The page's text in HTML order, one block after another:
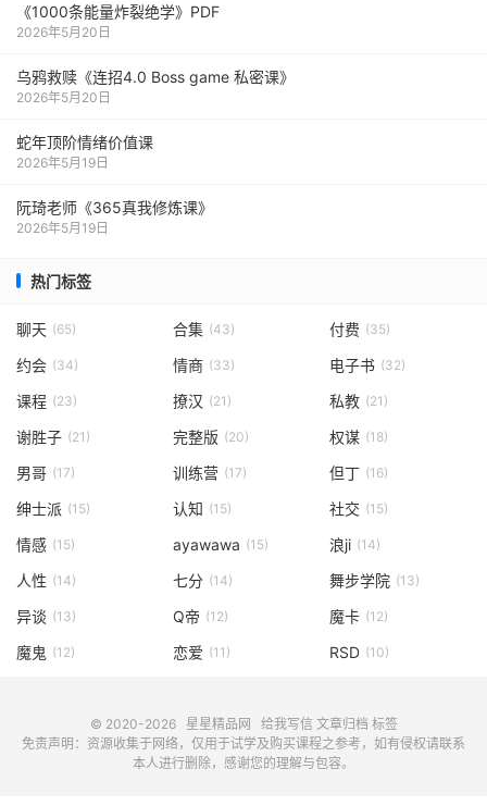
《1000‮能条‬‎量‮裂炸‬‎绝学》PDF
2026年5月20日
乌鸦救赎《连招4.0 Boss game 私密课》
2026年5月20日
蛇年顶阶情绪价值课
2026年5月19日
阮琦老师《365真我修炼课》
2026年5月19日
热门标签
聊天 (65) 合集 (43) 付费 (35)
约会 (34) 情商 (33) 电子书 (32)
课程 (23) 撩汉 (21) 私教 (21)
谢胜子 (21) 完整版 (20) 权谋 (18)
男哥 (17) 训练营 (17) 但丁 (16)
绅士派 (15) 认知 (15) 社交 (15)
情感 (15) ayawawa (15) 浪ji (14)
人性 (14) 七分 (14) 舞步学院 (13)
异谈 (13) Q帝 (12) 魔卡 (12)
魔鬼 (12) 恋爱 (11) RSD (10)
© 2020-2026 星星精品网 给我写信 文章归档 标签
免责声明：资源收集于网络，仅用于试学及购买课程之参考，如有侵权请联系
本人进行删除，感谢您的理解与包容。